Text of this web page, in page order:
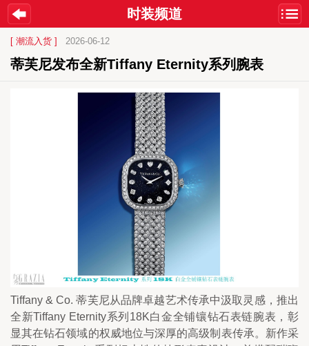
时装频道
[ 潮流入货 ] 2026-06-12
蒂芙尼发布全新Tiffany Eternity系列腕表
Tiffany & Co. 蒂芙尼从品牌卓越艺术传承中汲取灵感，推出
全新Tiffany Eternity系列18K白金全铺镶钻石表链腕表，彰
显其在钻石领域的权威地位与深厚的高级制表传承。新作采